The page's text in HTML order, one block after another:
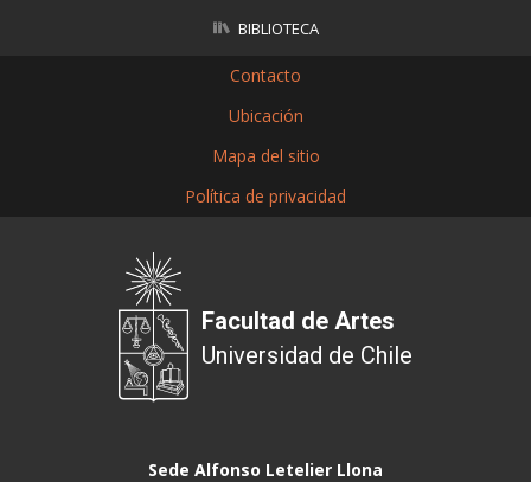
BIBLIOTECA
Contacto
Ubicación
Mapa del sitio
Política de privacidad
Facultad de Artes
Universidad de Chile
Sede Alfonso Letelier Llona